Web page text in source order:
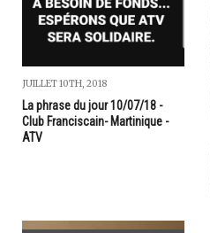
JUILLET 10TH, 2018
La phrase du jour 10/07/18 -
Club Franciscain- Martinique -
ATV